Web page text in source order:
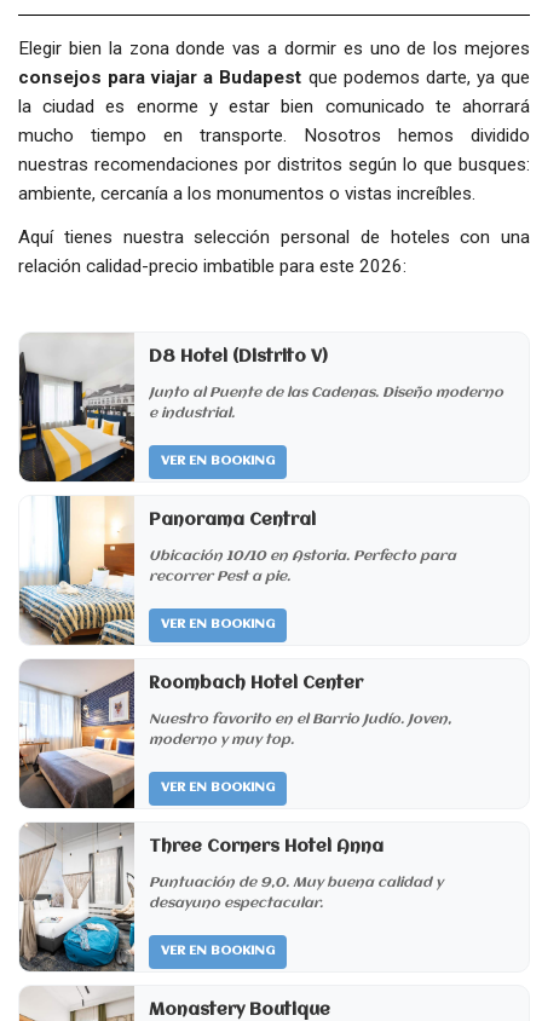
Elegir bien la zona donde vas a dormir es uno de los mejores
consejos para viajar a Budapest que podemos darte, ya que
la ciudad es enorme y estar bien comunicado te ahorrará
mucho tiempo en transporte. Nosotros hemos dividido
nuestras recomendaciones por distritos según lo que busques:
ambiente, cercanía a los monumentos o vistas increíbles.
Aquí tienes nuestra selección personal de hoteles con una
relación calidad-precio imbatible para este 2026:
D8 Hotel (Distrito V)
Junto al Puente de las Cadenas. Diseño moderno
e industrial.
VER EN BOOKING
Panorama Central
Ubicación 10/10 en Astoria. Perfecto para
recorrer Pest a pie.
VER EN BOOKING
Roombach Hotel Center
Nuestro favorito en el Barrio Judío. Joven,
moderno y muy top.
VER EN BOOKING
Three Corners Hotel Anna
Puntuación de 9,0. Muy buena calidad y
desayuno espectacular.
VER EN BOOKING
Monastery Boutique